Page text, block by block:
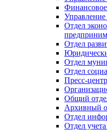
Отдел
Отдел
Отдел
Отдел
Пресс-центр
Общий
Архивный
Отдел
Отдел